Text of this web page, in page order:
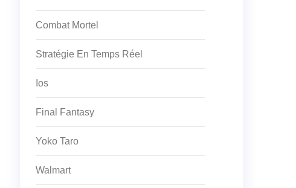
Combat Mortel
Stratégie En Temps Réel
Ios
Final Fantasy
Yoko Taro
Walmart